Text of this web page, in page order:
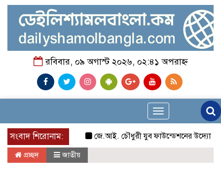
রবিবার, ০৯ অগাস্ট ২০২৬, ০২:৪১ অপরাহ্ন
Toggle
navigation
সংবাদ শিরোনাম:
জে.আই. চৌধুরী যুব ফাউন্ডেশনের উদ্যোগে
প্রচ্ছদ জাতীয়